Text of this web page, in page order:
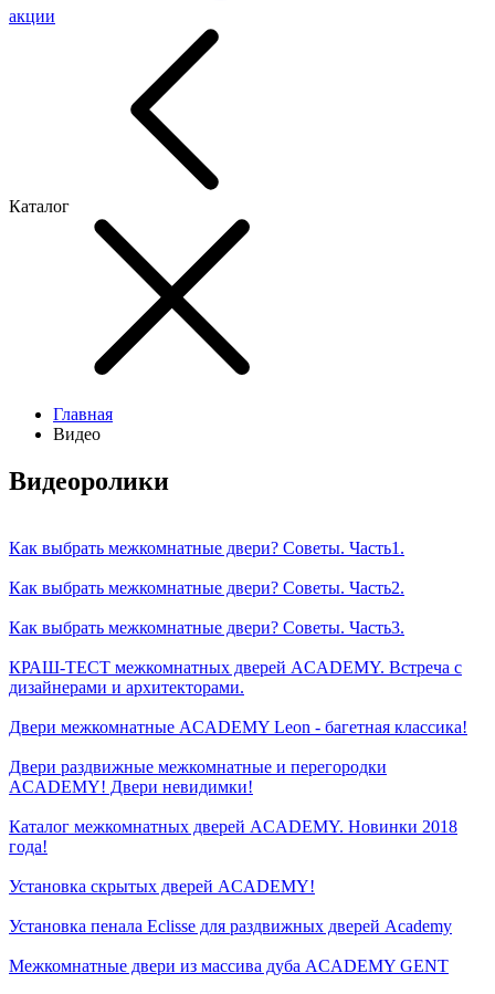
акции
Каталог
Главная
Видео
Видеоролики
Как выбрать межкомнатные двери? Советы. Часть1.
Как выбрать межкомнатные двери? Советы. Часть2.
Как выбрать межкомнатные двери? Советы. Часть3.
КРАШ-ТЕСТ межкомнатных дверей ACADEMY. Встреча с
дизайнерами и архитекторами.
Двери межкомнатные ACADEMY Leon - багетная классика!
Двери раздвижные межкомнатные и перегородки
ACADEMY! Двери невидимки!
Каталог межкомнатных дверей ACADEMY. Новинки 2018
года!
Установка скрытых дверей ACADEMY!
Установка пенала Eclisse для раздвижных дверей Academy
Межкомнатные двери из массива дуба ACADEMY GENT